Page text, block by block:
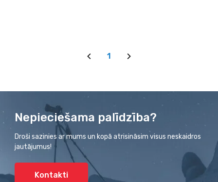
1
Nepieciešama palīdzība?
Droši sazinies ar mums un kopā atrisināsim visus neskaidros
jautājumus!
Kontakti